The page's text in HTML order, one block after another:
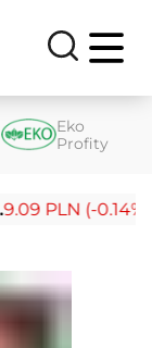
Eko
Profity
PLN (-0.14%)